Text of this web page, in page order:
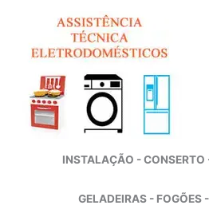
conteúdo
INSTALAÇÃO -
GELADEIRAS - FOGÕES